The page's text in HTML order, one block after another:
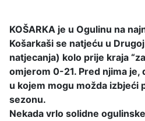
KOŠARKA je u Ogulinu na
Košarkaši se natjeću u
natjecanja) kolo prije kraja
omjerom 0-21. Pred njima je,
u kojem mogu možda izbjeći
sezonu.
Nekada vrlo solidne